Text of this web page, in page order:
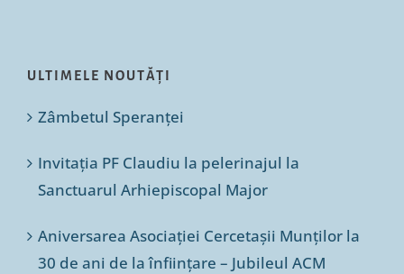
ULTIMELE NOUTĂȚI
Zâmbetul Speranței
Invitația PF Claudiu la pelerinajul la
Sanctuarul Arhiepiscopal Major
Aniversarea Asociației Cercetașii Munților la
30 de ani de la înființare – Jubileul ACM